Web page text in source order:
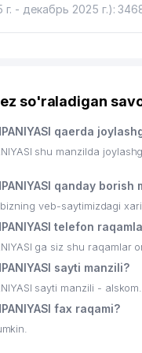
MChJ
MChJ
- декабрь 2025 г.):
so'raladigan
qaerda
shu manzilda
qanday borish
veb-saytimizdagi
telefon
ga siz shu raqamlar
sayti manzili?
sayti manzili -
fax raqami?